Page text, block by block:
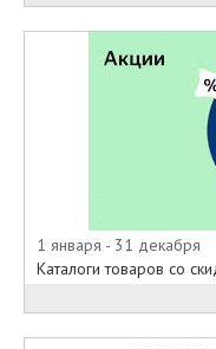
1 января - 31 декабря
Каталоги товаров со